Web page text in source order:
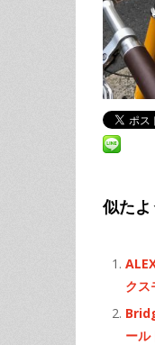
似た
クス
ール